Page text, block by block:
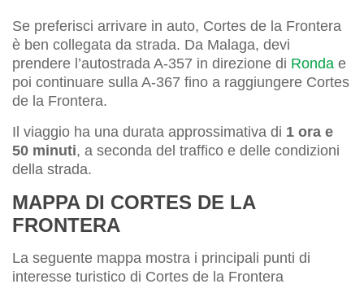
Se preferisci arrivare in auto, Cortes de la Frontera
è ben collegata da strada. Da Malaga, devi
prendere l’autostrada A-357 in direzione di Ronda e
poi continuare sulla A-367 fino a raggiungere Cortes
de la Frontera.
Il viaggio ha una durata approssimativa di 1 ora e
50 minuti, a seconda del traffico e delle condizioni
della strada.
MAPPA DI CORTES DE LA
FRONTERA
La seguente mappa mostra i principali punti di
interesse turistico di Cortes de la Frontera